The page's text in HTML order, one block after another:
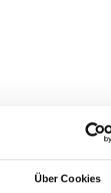
Über Cookies